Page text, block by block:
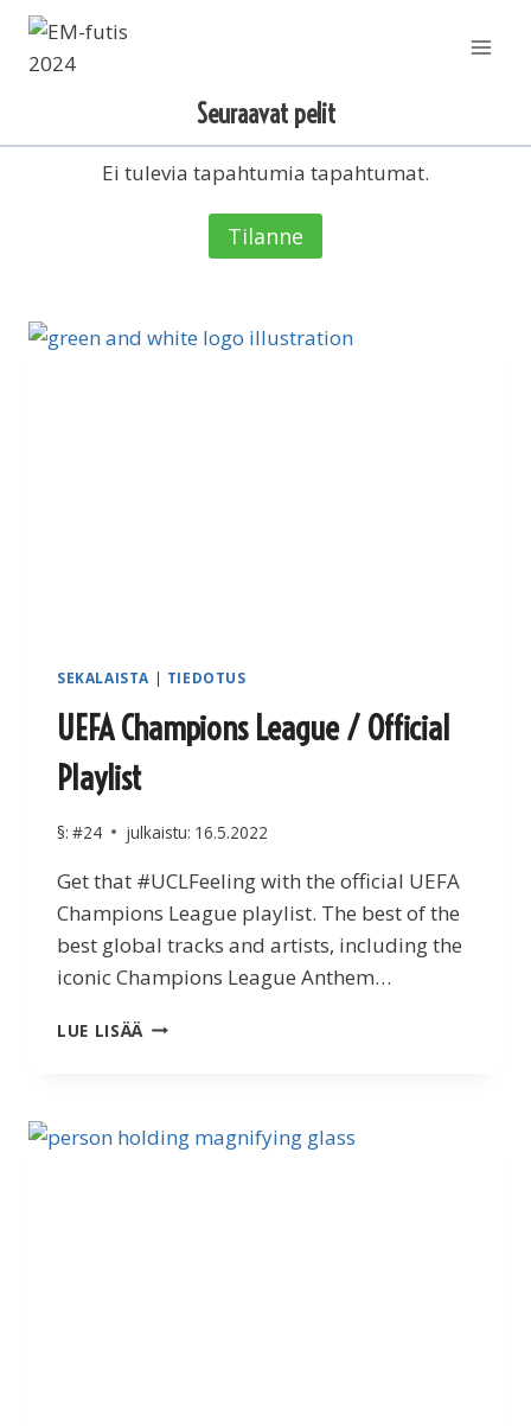
Siirry
sisältöön
Seuraavat pelit
Ei tulevia tapahtumia tapahtumat.
Tilanne
SEKALAISTA | TIEDOTUS
UEFA Champions League / Official
Playlist
§: #24 julkaistu: 16.5.2022
Get that #UCLFeeling with the official UEFA
Champions League playlist. The best of the
best global tracks and artists, including the
iconic Champions League Anthem…
LUE LISÄÄ UEFA
PLAYLIST